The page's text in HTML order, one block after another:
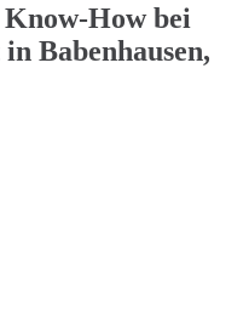
How bei
Babenhausen,